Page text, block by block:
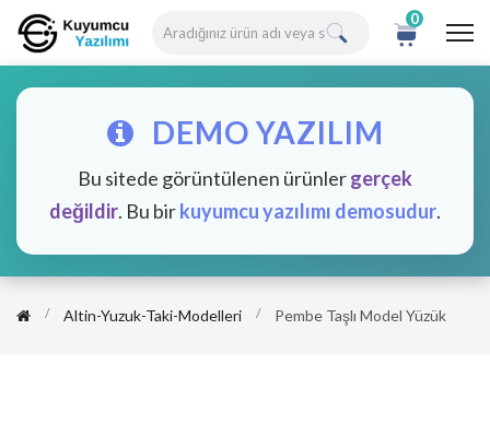
0
DEMO YAZILIM
Bu sitede görüntülenen ürünlergerçek
değildir. Bu birkuyumcu yazılımı demosudur.
Altin-Yuzuk-Taki-Modelleri Pembe Taşlı Model Yüzük